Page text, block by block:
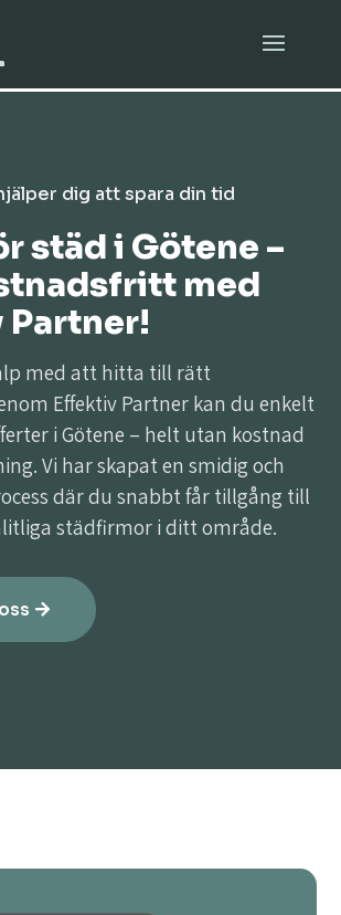
dig att spara din tid
städ i Götene –
med
med att hitta till rätt
Effektiv Partner kan du enkelt
i Götene – helt utan kostnad
Vi har skapat en smidig och
där du snabbt får tillgång till
städfirmor i ditt område.